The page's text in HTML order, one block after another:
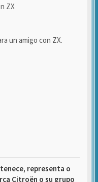
ZX
un amigo con ZX.
representa o
Citroën o su grupo